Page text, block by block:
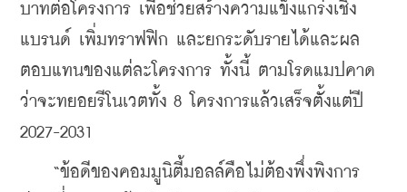
บาทต่อโครงการ เพื่อช่วยสร้างความแข็งแกร่งเชิง
แบรนด์ เพิ่มทราฟฟิก และยกระดับรายได้และผล
ตอบแทนของแต่ละโครงการ ทั้งนี้ ตามโรดแมปคาด
ว่าจะทยอยรีโนเวตทั้ง 8 โครงการแล้วเสร็จตั้งแต่ปี
2027-2031
“ข้อดีของคอมมูนิตี้มอลล์คือไม่ต้องพึ่งพิงการ